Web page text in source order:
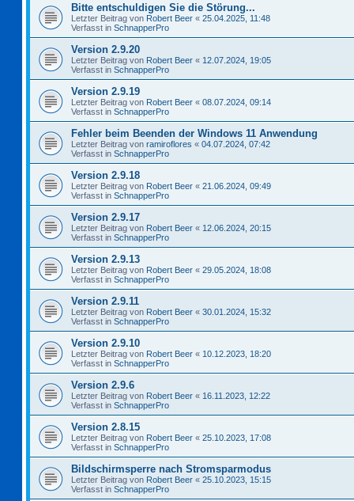
Bitte entschuldigen Sie die Störung...
Letzter Beitrag von Robert Beer « 25.04.2025, 11:48
Verfasst in SchnapperPro
Version 2.9.20
Letzter Beitrag von Robert Beer « 12.07.2024, 19:05
Verfasst in SchnapperPro
Version 2.9.19
Letzter Beitrag von Robert Beer « 08.07.2024, 09:14
Verfasst in SchnapperPro
Fehler beim Beenden der Windows 11 Anwendung
Letzter Beitrag von ramiroflores « 04.07.2024, 07:42
Verfasst in SchnapperPro
Version 2.9.18
Letzter Beitrag von Robert Beer « 21.06.2024, 09:49
Verfasst in SchnapperPro
Version 2.9.17
Letzter Beitrag von Robert Beer « 12.06.2024, 20:15
Verfasst in SchnapperPro
Version 2.9.13
Letzter Beitrag von Robert Beer « 29.05.2024, 18:08
Verfasst in SchnapperPro
Version 2.9.11
Letzter Beitrag von Robert Beer « 30.01.2024, 15:32
Verfasst in SchnapperPro
Version 2.9.10
Letzter Beitrag von Robert Beer « 10.12.2023, 18:20
Verfasst in SchnapperPro
Version 2.9.6
Letzter Beitrag von Robert Beer « 16.11.2023, 12:22
Verfasst in SchnapperPro
Version 2.8.15
Letzter Beitrag von Robert Beer « 25.10.2023, 17:08
Verfasst in SchnapperPro
Bildschirmsperre nach Stromsparmodus
Letzter Beitrag von Robert Beer « 25.10.2023, 15:15
Verfasst in SchnapperPro